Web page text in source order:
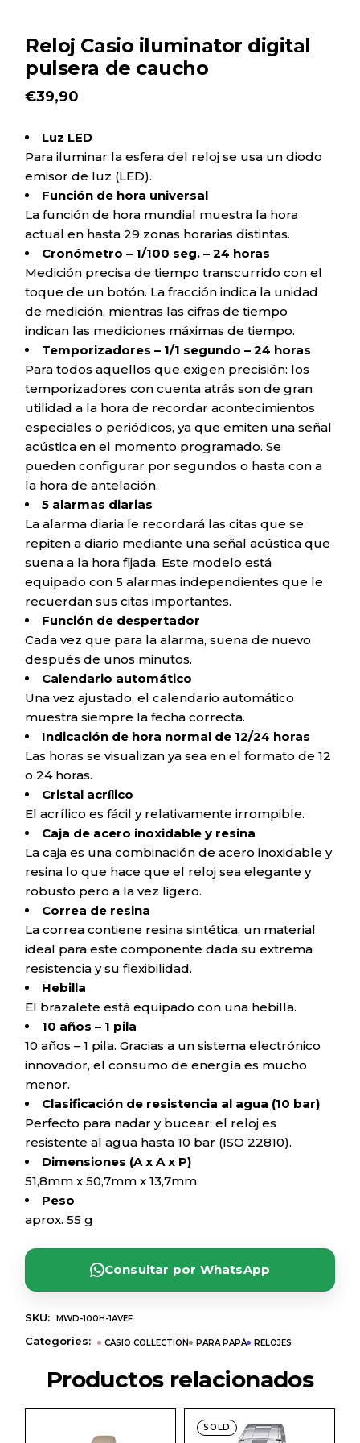
Reloj Casio iluminator digital
pulsera de caucho
€39,90
Luz LED
Para iluminar la esfera del reloj se usa un diodo
emisor de luz (LED).
Función de hora universal
La función de hora mundial muestra la hora
actual en hasta 29 zonas horarias distintas.
Cronómetro – 1/100 seg. – 24 horas
Medición precisa de tiempo transcurrido con el
toque de un botón. La fracción indica la unidad
de medición, mientras las cifras de tiempo
indican las mediciones máximas de tiempo.
Temporizadores – 1/1 segundo – 24 horas
Para todos aquellos que exigen precisión: los
temporizadores con cuenta atrás son de gran
utilidad a la hora de recordar acontecimientos
especiales o periódicos, ya que emiten una señal
acústica en el momento programado. Se
pueden configurar por segundos o hasta con a
la hora de antelación.
5 alarmas diarias
La alarma diaria le recordará las citas que se
repiten a diario mediante una señal acústica que
suena a la hora fijada. Este modelo está
equipado con 5 alarmas independientes que le
recuerdan sus citas importantes.
Función de despertador
Cada vez que para la alarma, suena de nuevo
después de unos minutos.
Calendario automático
Una vez ajustado, el calendario automático
muestra siempre la fecha correcta.
Indicación de hora normal de 12/24 horas
Las horas se visualizan ya sea en el formato de 12
o 24 horas.
Cristal acrílico
El acrílico es fácil y relativamente irrompible.
Caja de acero inoxidable y resina
La caja es una combinación de acero inoxidable y
resina lo que hace que el reloj sea elegante y
robusto pero a la vez ligero.
Correa de resina
La correa contiene resina sintética, un material
ideal para este componente dada su extrema
resistencia y su flexibilidad.
Hebilla
El brazalete está equipado con una hebilla.
10 años – 1 pila
10 años – 1 pila. Gracias a un sistema electrónico
innovador, el consumo de energía es mucho
menor.
Clasificación de resistencia al agua (10 bar)
Perfecto para nadar y bucear: el reloj es
resistente al agua hasta 10 bar (ISO 22810).
Dimensiones (A x A x P)
51,8mm x 50,7mm x 13,7mm
Peso
aprox. 55 g
Consultar por WhatsApp
SKU: MWD-100H-1AVEF
Categories: CASIO COLLECTION PARA PAPÁ RELOJES
Productos relacionados
SOLD